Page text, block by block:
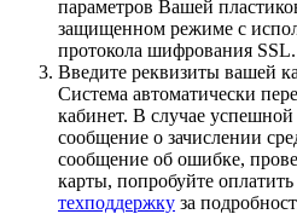
параметров Вашей
защищенном режиме с
протокола шифрования SSL.
Введите реквизиты вашей
Система автоматически
кабинет. В случае
сообщение о зачислении
сообщение об ошибке,
карты, попробуйте
техподдержку за